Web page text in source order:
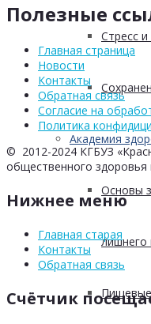
Стресс
Академия
Основы
лишнего
Пищевые
Полезные
Главная страница
Новости
Контакты
Обратная связь
Согласие на
Политика
© 2012-2024 КГБУЗ
общественного
Нижнее меню
Главная старая
Контакты
Обратная связь
Счётчик